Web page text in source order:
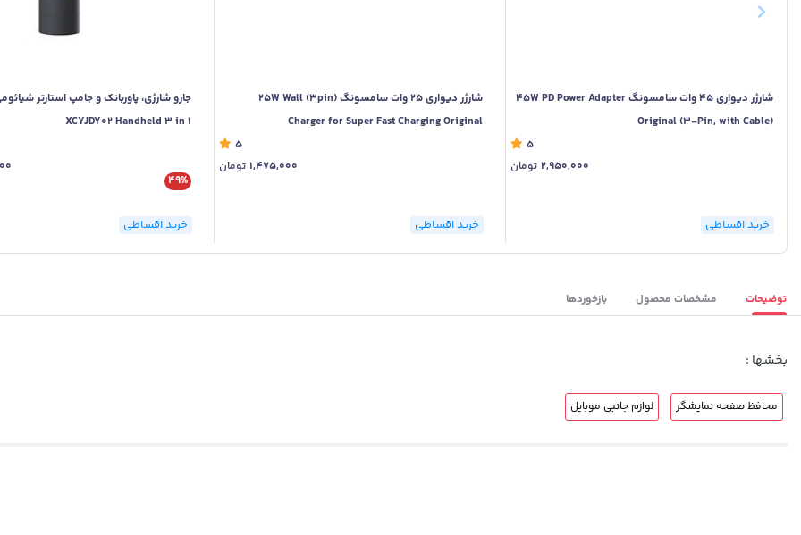
شارژر دیواری 45 وات سامسونگ 45W PD Power Adapter
Original (3-Pin, with Cable)
5
2,950,000 تومان
خرید اقساطی
شارژر دیواری 25 وات سامسونگ (3pin) 25W Wall
Charger for Super Fast Charging Original
5
1,475,000 تومان
خرید اقساطی
XCYJDY02 Handheld 3 in 1
49%
خرید اقساطی
توضیحات مشخصات محصول بازخوردها
بخشها :
محافظ صفحه نمایشگر لوازم جانبی موبایل